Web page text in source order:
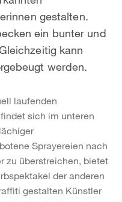
gestalten.
ein bunter und
kann
werden.
laufenden
sich im unteren
Sprayereien nach
zu überstreichen, bietet
der anderen
gestalten Künstler